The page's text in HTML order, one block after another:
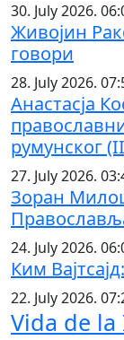
30. July 2026.
Живојин
говори
28. July 2026.
Анастасја
румунског
27. July 2026.
Зоран
24. July 2026.
Ким
22. July 2026.
Vida de la